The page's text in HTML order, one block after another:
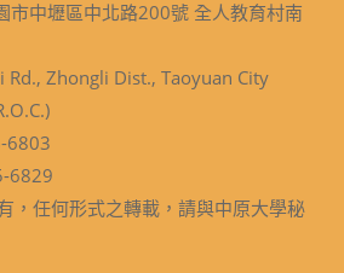
市中壢區中北路200號 全人教育村南
Rd., Zhongli Dist., Taoyuan City
6803
6829
，任何形式之轉載，請與中原大學秘